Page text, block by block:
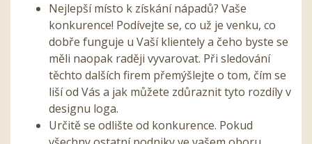
Nejlepší místo k získání nápadů? Vaše
konkurence! Podívejte se, co už je venku, co
dobře funguje u Vaší klientely a čeho byste se
měli naopak raději vyvarovat. Při sledování
těchto dalších firem přemýšlejte o tom, čím se
liší od Vás a jak můžete zdůraznit tyto rozdíly v
designu loga.
Určitě se odlište od konkurence. Pokud